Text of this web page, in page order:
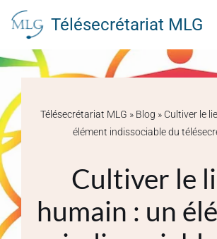
Aller
au
contenu
Télésecrétariat MLG
Télésecrétariat MLG » Blog » Cultiver le
élément indissociable du
Cultiver le
humain : un